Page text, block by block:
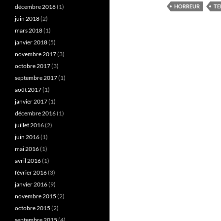
HORREUR
décembre 2018(1)
juin 2018(2)
mars 2018(1)
janvier 2018(5)
novembre 2017(3)
octobre 2017(3)
septembre 2017(1)
août 2017(1)
janvier 2017(1)
décembre 2016(1)
juillet 2016(2)
juin 2016(1)
mai 2016(1)
avril 2016(1)
février 2016(3)
janvier 2016(9)
novembre 2015 (2)
octobre 2015 (2)